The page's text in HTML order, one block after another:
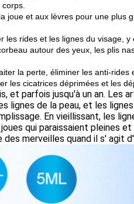
joue et aux lèvres pour une plus
rides et les lignes du visage,
autour des yeux, les plis
la perte, éliminer les anti-rides
les cicatrices déprimées et les
et parfois jusqu'à un an. Les
lignes de la peau, et les
En vieillissant, les
qui paraissaient pleines
merveilles quand il s' agit